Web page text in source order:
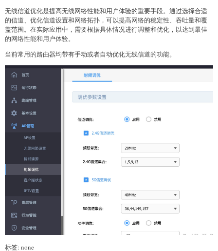
无线信道优化是提高无线网络性能和用户体验的重要手段。通过选择合适
的信道、优化信道设置和网络拓扑，可以提高网络的稳定性、吞吐量和覆
盖范围。在实际应用中，需要根据具体情况进行调整和优化，以达到最佳
的网络性能和用户体验。
当前常用的路由器均带有手动或者自动优化无线信道的功能。
标签: none